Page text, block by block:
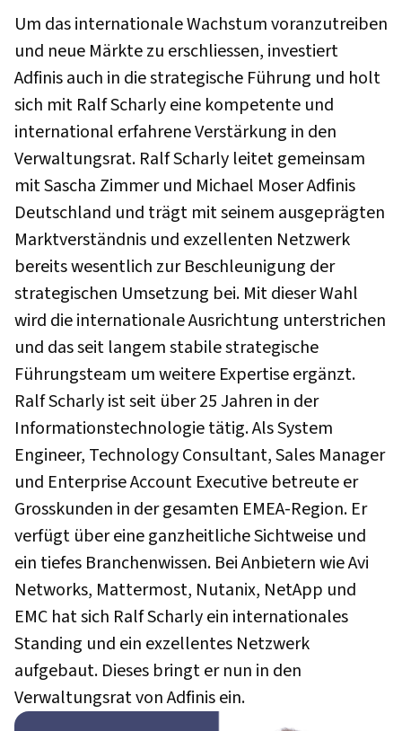
Um das internationale Wachstum voranzutreiben
und neue Märkte zu erschliessen, investiert
Adfinis auch in die strategische Führung und holt
sich mit Ralf Scharly eine kompetente und
international erfahrene Verstärkung in den
Verwaltungsrat. Ralf Scharly leitet gemeinsam
mit Sascha Zimmer und Michael Moser Adfinis
Deutschland und trägt mit seinem ausgeprägten
Marktverständnis und exzellenten Netzwerk
bereits wesentlich zur Beschleunigung der
strategischen Umsetzung bei. Mit dieser Wahl
wird die internationale Ausrichtung unterstrichen
und das seit langem stabile strategische
Führungsteam um weitere Expertise ergänzt.
Ralf Scharly ist seit über 25 Jahren in der
Informationstechnologie tätig. Als System
Engineer, Technology Consultant, Sales Manager
und Enterprise Account Executive betreute er
Grosskunden in der gesamten EMEA-Region. Er
verfügt über eine ganzheitliche Sichtweise und
ein tiefes Branchenwissen. Bei Anbietern wie Avi
Networks, Mattermost, Nutanix, NetApp und
EMC hat sich Ralf Scharly ein internationales
Standing und ein exzellentes Netzwerk
aufgebaut. Dieses bringt er nun in den
Verwaltungsrat von Adfinis ein.